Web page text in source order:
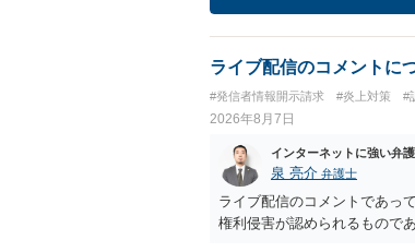
ライブ配信のコメントに
#発信者情報開示請求 #炎上対策 #
2026年8月7日
インターネットに強い弁
泉 亮介 弁護士
ライブ配信のコメントであっ
権利侵害が認められるもので